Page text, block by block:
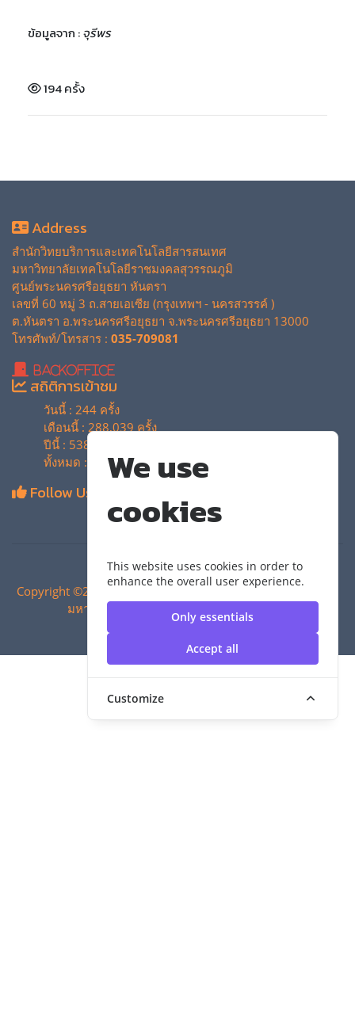
We use
cookies
This website uses cookies in order to
enhance the overall user experience.
Only essentials
Accept all
Customize
ข้อมูลจาก :จุรีพร
194 ครั้ง
Address
สำนักวิทยบริการและเทคโนโลยีสารสนเทศ
มหาวิทยาลัยเทคโนโลยีราชมงคลสุวรรณภูมิ
ศูนย์พระนครศรีอยุธยา หันตรา
เลขที่ 60 หมู่ 3 ถ.สายเอเซีย (กรุงเทพฯ - นครสวรรค์ )
ต.หันตรา อ.พระนครศรีอยุธยา จ.พระนครศรีอยุธยา 13000
โทรศัพท์/โทรสาร : 035-709081
BackOffice
สถิติการเข้าชม
วันนี้ : 244 ครั้ง
เดือนนี้ : 288,039 ครั้ง
ปีนี้ : 538,215 ครั้ง
ทั้งหมด : 4,129,165 ครั้ง
Follow Us
Copyright ©2024 สำนักวิทยบริการและเทคโนโลยีสารสนเทศ |
มหาวิทยาลัยเทคโนโลยีราชมงคลสุวรรณภูมิ